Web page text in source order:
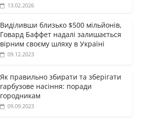
13.02.2026
Виділивши близько $500 мільйонів,
Говард Баффет надалі залишається
вірним своєму шляху в Україні
09.12.2023
Як правильно збирати та зберігати
гарбузове насіння: поради
городникам
09.09.2023